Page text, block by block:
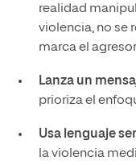
realidad
violencia, no se
marca el
Lanza un
prioriza el
Usa lenguaje
la violencia